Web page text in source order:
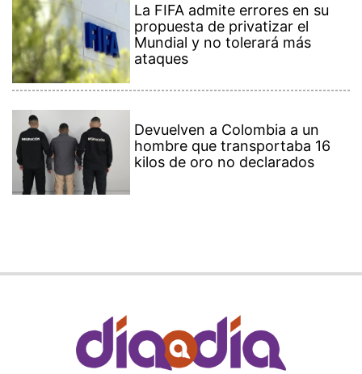
La FIFA admite errores en su
propuesta de privatizar el
Mundial y no tolerará más
ataques
Devuelven a Colombia a un
hombre que transportaba 16
kilos de oro no declarados